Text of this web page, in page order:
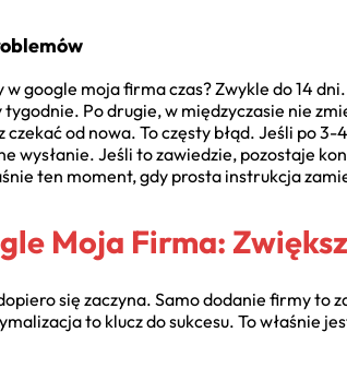
google moja firma czas? Zwykle do 14
Po drugie, w międzyczasie nie
od nowa. To częsty błąd. Jeśli po
wysłanie. Jeśli to zawiedzie, pozostaje
ten moment, gdy prosta instrukcja
Moja Firma:
się zaczyna. Samo dodanie firmy to
to klucz do sukcesu. To właśnie